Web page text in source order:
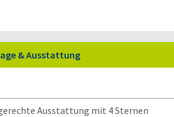
& Ausstattung
Ausstattung mit 4 Sternen